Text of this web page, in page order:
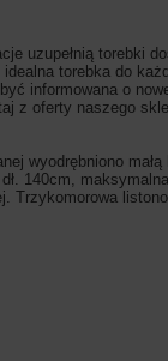
uzupełnią torebki
torebka do
informowana o
z oferty naszego
wyodrębniono
140cm,
Trzykomorowa